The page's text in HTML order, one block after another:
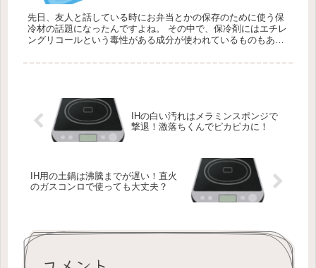
先日、友人と話している時にお弁当とかの保存のために使う保
冷材の話題になったんですよね。 その中で、保冷剤にはエチレ
ングリコールという毒性がある成分が使われているものもある
IHの白い汚れはメラミンスポンジで
撃退！激落ちくんでピカピカに！
IH用の土鍋は沸騰までが遅い！直火
のガスコンロで使っても大丈夫？